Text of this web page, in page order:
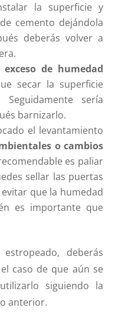
la superficie y
cemento dejándola
deberás volver a
exceso de humedad
secar la superficie
sería
barnizarlo.
el levantamiento
o cambios
es paliar
sellar las puertas
que la humedad
es importante que
deberás
caso de que aún se
siguiendo la
anterior.